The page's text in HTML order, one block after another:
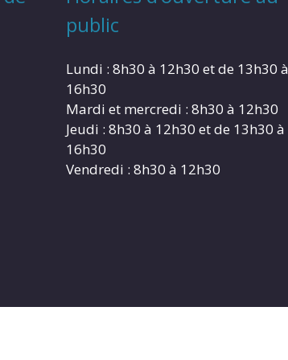
public
Lundi : 8h30 à 12h30 et de 13h30 à
16h30
Mardi et mercredi : 8h30 à 12h30
Jeudi : 8h30 à 12h30 et de 13h30 à
16h30
Vendredi : 8h30 à 12h30